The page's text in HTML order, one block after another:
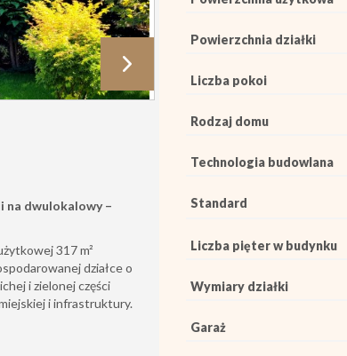
na dwulokalowy –
317 m²
działce o
i zielonej części
i infrastruktury.
Powierzchnia działki
Liczba pokoi
Rodzaj domu
Technologia budowlana
Standard
Liczba pięter w budynku
Wymiary działki
Garaż